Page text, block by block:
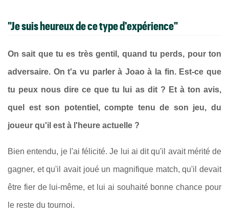
"Je suis heureux de ce type d'expérience"
On sait que tu es très gentil, quand tu perds, pour ton
adversaire. On t'a vu parler à Joao à la fin. Est‑ce que
tu peux nous dire ce que tu lui as dit ? Et à ton avis,
quel est son potentiel, compte tenu de son jeu, du
joueur qu'il est à l'heure actuelle ?
Bien entendu, je l'ai félicité. Je lui ai dit qu'il avait mérité de
gagner, et qu'il avait joué un magnifique match, qu'il devait
être fier de lui‑même, et lui ai souhaité bonne chance pour
le reste du tournoi.